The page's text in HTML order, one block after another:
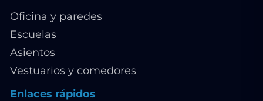
Oficina y paredes
Escuelas
Asientos
Vestuarios y comedores
Enlaces rápidos